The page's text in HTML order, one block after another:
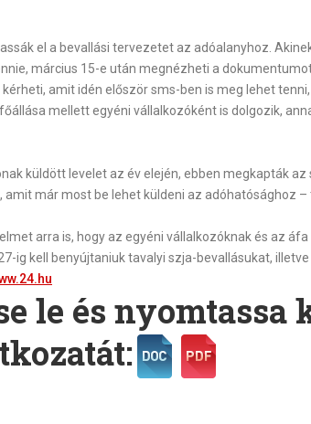
el a bevallási tervezetet az adóalanyhoz.
március 15-e után megnézheti a
amit idén először sms-ben is meg lehet
mellett egyéni vállalkozóként is dolgozik,
küldött levelet az év elején, ebben megkapták az
már most be lehet küldeni az adóhatósághoz –
arra is, hogy az egyéni vállalkozóknak és az
ig kell benyújtaniuk tavalyi szja-bevallásukat, illetve
le és nyomtassa